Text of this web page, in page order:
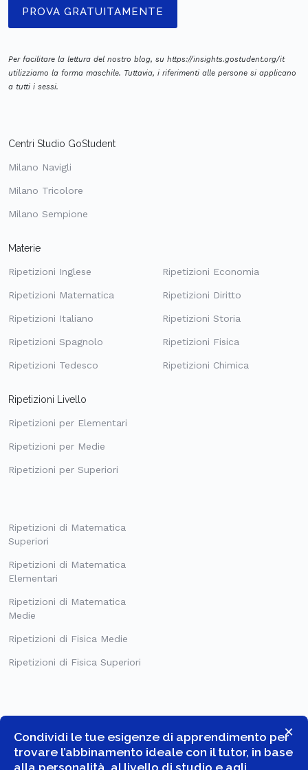
×
Condividi le tue esigenze di apprendimento per
trovare l’abbinamento ideale con il tutor, in base
alla personalità, al livello di studio e agli
PROVA GRATUITAMENTE
Per facilitare la lettura del nostro blog, su https://insights.gostudent.org/it
utilizziamo la forma maschile. Tuttavia, i riferimenti alle persone si applicano
a tutti i sessi.
Centri Studio GoStudent
Milano Navigli
Milano Tricolore
Milano Sempione
Materie
Ripetizioni Inglese
Ripetizioni Matematica
Ripetizioni Italiano
Ripetizioni Spagnolo
Ripetizioni Tedesco
Ripetizioni Economia
Ripetizioni Diritto
Ripetizioni Storia
Ripetizioni Fisica
Ripetizioni Chimica
Ripetizioni Livello
Ripetizioni per Elementari
Ripetizioni per Medie
Ripetizioni per Superiori
Ripetizioni di Matematica
Superiori
Ripetizioni di Matematica
Elementari
Ripetizioni di Matematica
Medie
Ripetizioni di Fisica Medie
Ripetizioni di Fisica Superiori